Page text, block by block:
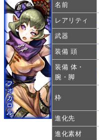
名前
レアリティ
武器
装備 頭
装備 体・
腕・脚
枠
進化先
進化素材